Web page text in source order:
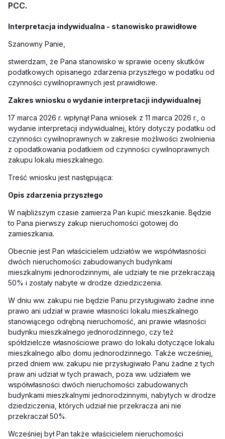
PCC.
Interpretacja indywidualna - stanowisko prawidłowe
Szanowny Panie,
stwierdzam, że Pana stanowisko w sprawie oceny skutków
podatkowych opisanego zdarzenia przyszłego w podatku od
czynności cywilnoprawnych jest prawidłowe.
Zakres wniosku o wydanie interpretacji indywidualnej
17 marca 2026 r. wpłynął Pana wniosek z 11 marca 2026 r., o
wydanie interpretacji indywidualnej, który dotyczy podatku od
czynności cywilnoprawnych w zakresie możliwości zwolnienia
z opodatkowania podatkiem od czynności cywilnoprawnych
zakupu lokalu mieszkalnego.
Treść wniosku jest następująca:
Opis zdarzenia przyszłego
W najbliższym czasie zamierza Pan kupić mieszkanie. Będzie
to Pana pierwszy zakup nieruchomości gotowej do
zamieszkania.
Obecnie jest Pan właścicielem udziałów we współwłasności
dwóch nieruchomości zabudowanych budynkami
mieszkalnymi jednorodzinnymi, ale udziały te nie przekraczają
50% i zostały nabyte w drodze dziedziczenia.
W dniu ww. zakupu nie będzie Panu przysługiwało żadne inne
prawo ani udział w prawie własności lokalu mieszkalnego
stanowiącego odrębną nieruchomość, ani prawie własności
budynku mieszkalnego jednorodzinnego, czy też
spółdzielcze własnościowe prawo do lokalu dotyczące lokalu
mieszkalnego albo domu jednorodzinnego. Także wcześniej,
przed dniem ww. zakupu nie przysługiwało Panu żadne z tych
praw ani udział w tych prawach, poza ww. udziałem we
współwłasności dwóch nieruchomości zabudowanych
budynkami mieszkalnymi jednorodzinnymi, nabytych w drodze
dziedziczenia, których udział nie przekracza ani nie
przekraczał 50%.
Wcześniej był Pan także właścicielem nieruchomości